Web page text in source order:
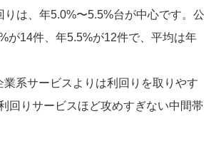
りは、年5.0%〜5.5%台が中心です。公
が14件、年5.5%が12件で、平均は年
業系サービスよりは利回りを取りやす
回りサービスほど攻めすぎない中間帯